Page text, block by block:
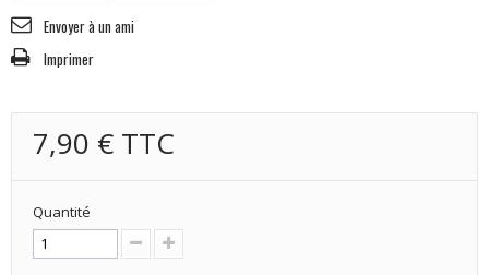
Envoyer à un ami
Imprimer
7,90 € TTC
Quantité